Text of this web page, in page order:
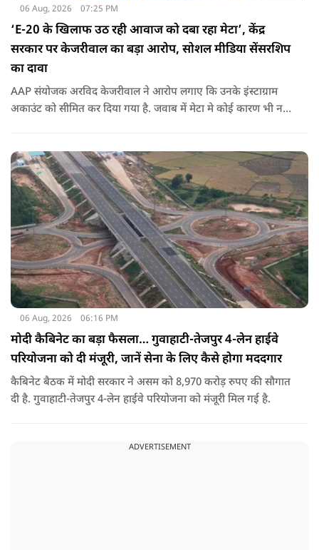
06 Aug, 2026 07:25 PM
‘E-20 के खिलाफ उठ रही आवाज को दबा रहा मेटा’, केंद्र
सरकार पर केजरीवाल का बड़ा आरोप, सोशल मीडिया सेंसरशिप
का दावा
AAP संयोजक अरविद केजरीवाल ने आरोप लगाए कि उनके इंस्टाग्राम
अकाउंट को सीमित कर दिया गया है. जवाब में मेटा मे कोई कारण भी नहीं
06 Aug, 2026 06:16 PM
मोदी कैबिनेट का बड़ा फैसला… गुवाहाटी-तेजपुर 4-लेन हाईवे
परियोजना को दी मंजूरी, जानें सेना के लिए कैसे होगा मददगार
कैबिनेट बैठक में मोदी सरकार ने असम को 8,970 करोड़ रुपए की सौगात
दी है. गुवाहाटी-तेजपुर 4-लेन हाईवे परियोजना को मंजूरी मिल गई है.
ADVERTISEMENT